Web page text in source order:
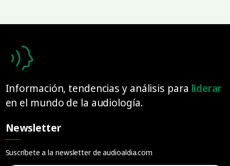
Información, tendencias y análisis para liderar
en el mundo de la audiología.
Newsletter
Suscríbete a la newsletter de audioaldia.com